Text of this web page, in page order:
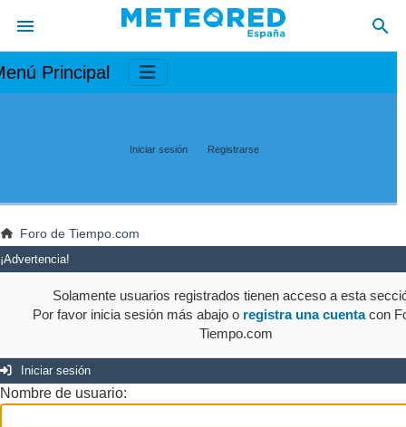
Principal
Iniciar sesión Registrarse
Foro de Tiempo.com
¡Advertencia!
Solamente usuarios registrados tienen acceso a esta
Por favor inicia sesión más abajo o registra una cuentacon
Tiempo.com
Iniciar sesión
Nombre de usuario: